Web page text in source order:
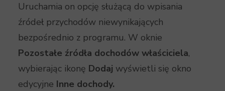
Uruchamia on opcję służącą do wpisania
źródeł przychodów niewynikających
bezpośrednio z programu. W oknie
Pozostałe źródła dochodów właściciela,
wybierając ikonę Dodaj wyświetli się okno
edycyjne Inne dochody.